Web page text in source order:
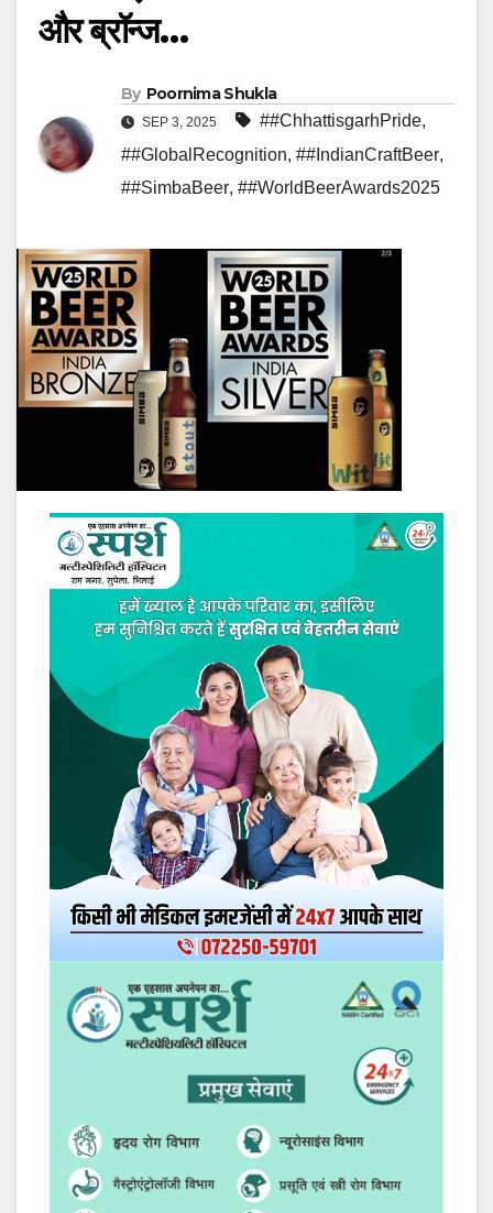
और ब्रॉन्ज…
By Poornima Shukla
SEP 3, 2025 ##ChhattisgarhPride,
##GlobalRecognition, ##IndianCraftBeer,
##SimbaBeer, ##WorldBeerAwards2025